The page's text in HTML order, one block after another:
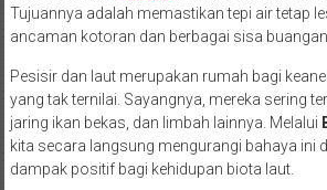
Tujuannya adalah memastikan tepi air tetap
ancaman kotoran dan berbagai sisa
Pesisir dan laut merupakan rumah bagi
yang tak ternilai. Sayangnya, mereka sering
jaring ikan bekas, dan limbah lainnya. Melalui
kita secara langsung mengurangi bahaya ini
dampak positif bagi kehidupan biota laut.